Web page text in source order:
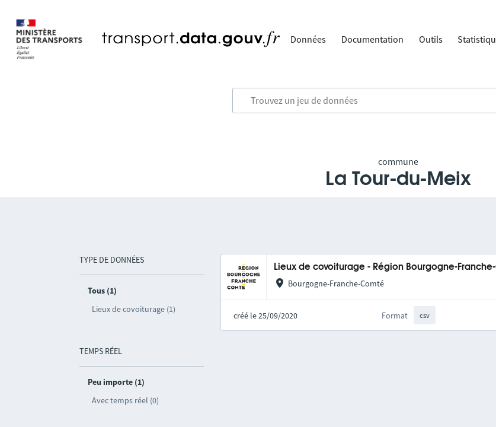
Données Documentation Outils
commune
La Tour-du-Meix
TYPE DE DONNÉES
Tous (1)
Lieux de covoiturage (1)
TEMPS RÉEL
Peu importe (1)
Avec temps réel (0)
Lieux de covoiturage - Région Bourgogne-
Bourgogne-Franche-Comté
créé le 25/09/2020 Format csv